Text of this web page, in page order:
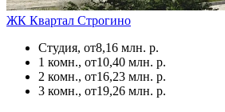
ЖК Квартал Строгино
Студия, от8,16 млн. р.
1 комн., от10,40 млн. р.
2 комн., от16,23 млн. р.
3 комн., от19,26 млн. р.